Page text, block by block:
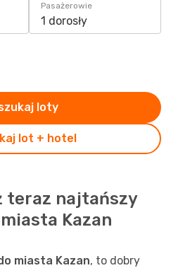
Pasażerowie
1 dorosły
lot + hotel
loty
teraz najtańszy
Kazan
miasta Kazan, to dobry